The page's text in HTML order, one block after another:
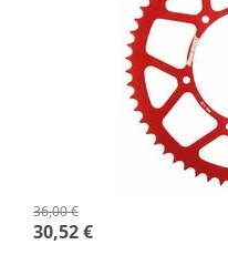
36,00 €
30,52 €